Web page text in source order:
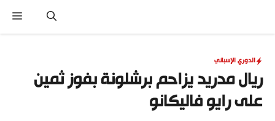
المحتوى
الدوري الإسباني
ريال مدريد يزاحم برشلونة بفوز ثمين
على رايو فاليكانو